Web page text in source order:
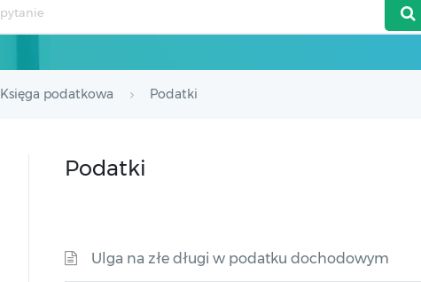
Księga podatkowa Podatki
Podatki
Ulga na złe długi w podatku dochodowym